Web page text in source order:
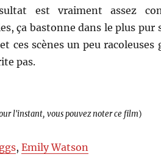
est vraiment assez
ça bastonne dans le plus pur
ces scènes un peu
pas.
l'instant, vous pouvez noter ce film)
,Emily Watson